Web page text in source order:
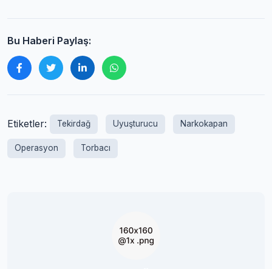
Bu Haberi Paylaş:
Etiketler: Tekirdağ Uyuşturucu Narkokapan
Operasyon Torbacı